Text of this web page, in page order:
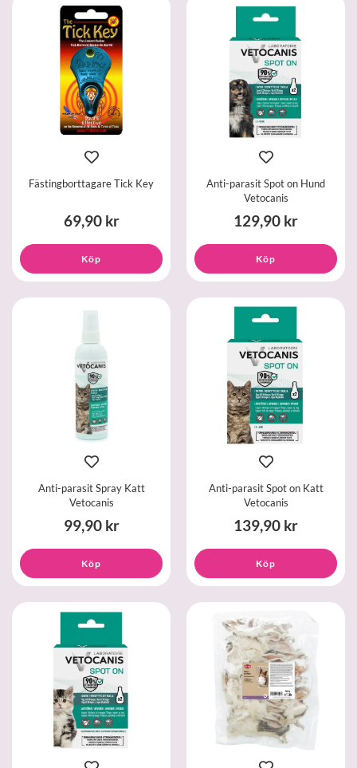
Fästingborttagare Tick Key
69,90 kr
Köp
Anti-parasit Spot on Hund
Vetocanis
129,90 kr
Köp
Anti-parasit Spray Katt
Vetocanis
99,90 kr
Köp
Anti-parasit Spot on Katt
Vetocanis
139,90 kr
Köp